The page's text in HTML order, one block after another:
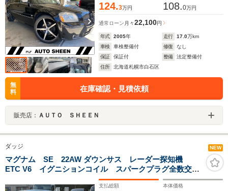
124.3万円 108.0万円
通常ローン 月々22,100円
年式 2005年 走行 17.0万km
車検
車検整備付 修復
なし
保証
保証付 整備
法定整備付
住所
北海道札幌市白石区
無
料
在庫確認・見積依頼
販売店： ＡＵＴＯ ＳＨＥＥＮ
ダッジ NEW
マグナム SE 22AW ダウンサス レーダー探知機
ETC V6 イグニションコイル スパークプラグ全数交換
支払総額 本体価格